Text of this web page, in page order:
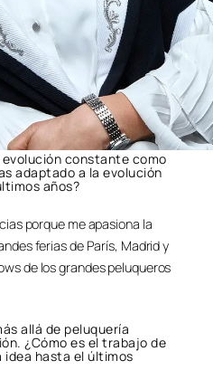
evolución constante como
adaptado a la evolución
años?
porque me apasiona la
ferias de París, Madrid y
de los grandes peluqueros
allá de peluquería
¿Cómo es el trabajo de
idea hasta el últimos